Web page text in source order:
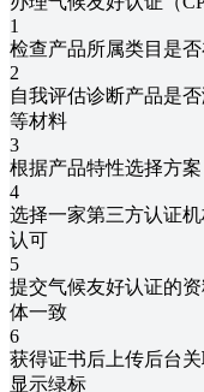
1
检查产品所属类目是
2
自我评估诊断产品是
等材料
3
根据产品特性选择方
4
选择一家第三方认证
认可
5
提交气候友好认证的
体一致
6
获得证书后上传后台
显示绿标